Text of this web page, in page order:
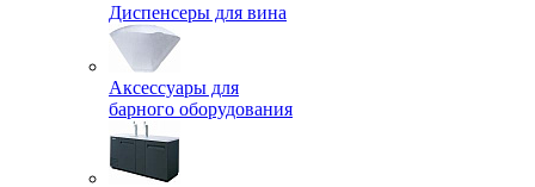
Диспенсеры для вина
Аксессуары для
барного оборудования